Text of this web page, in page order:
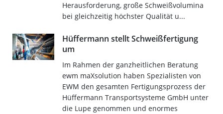
Herausforderung, große Schweißvolumina
bei gleichzeitig höchster Qualität u...
Hüffermann stellt Schweißfertigung
um
Im Rahmen der ganzheitlichen Beratung
ewm maXsolution haben Spezialisten von
EWM den gesamten Fertigungsprozess der
Hüffermann Transportsysteme GmbH unter
die Lupe genommen und enormes